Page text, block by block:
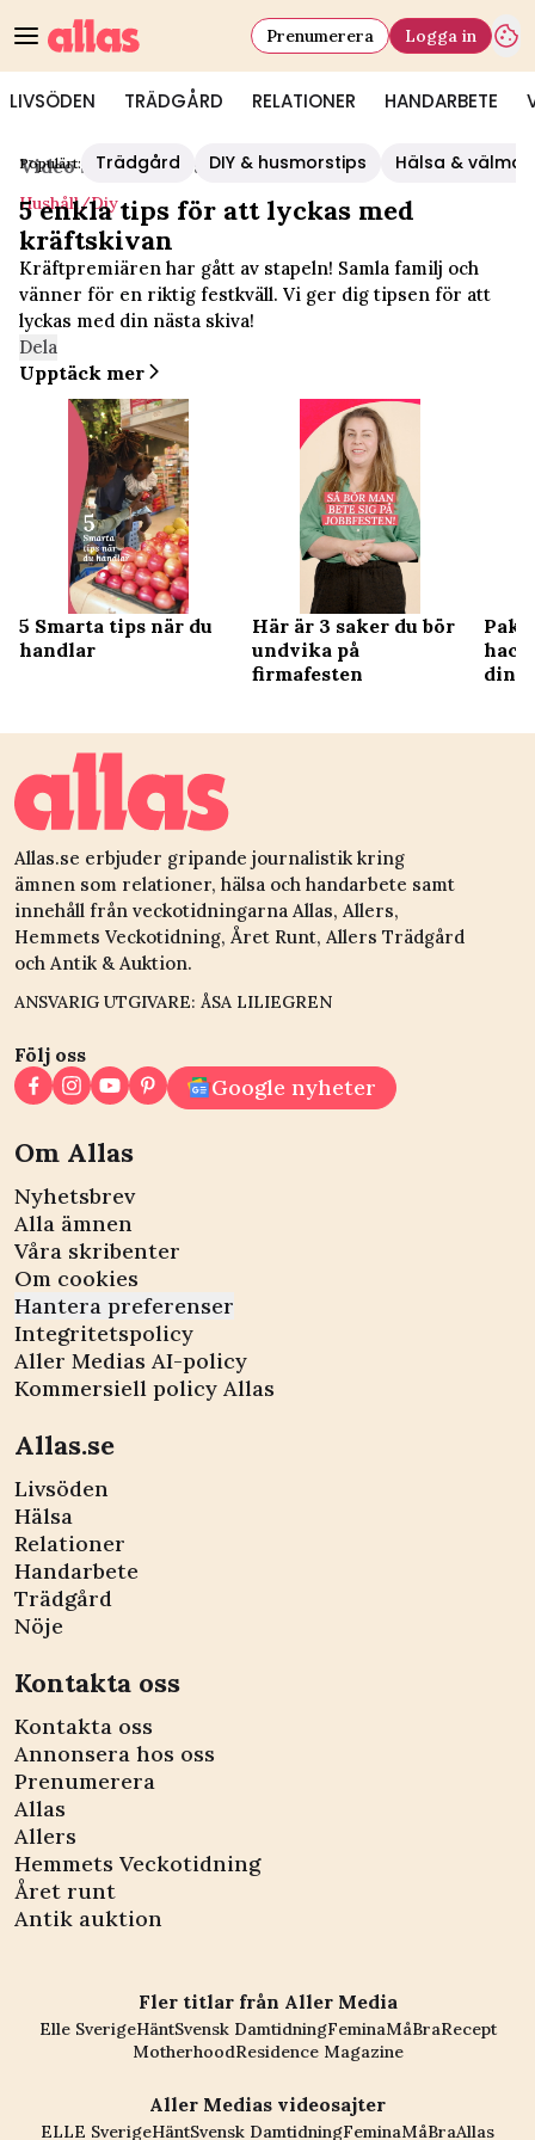
LIVSÖDEN TRÄDGÅRD RELATIONER HANDARBETE
Prenumerera Logga in
Populärt: Trädgård DIY & husmorstips Hälsa &
Video Start/Hushåll/diy
Hushåll/diy
5 enkla tips för att lyckas med
kräftskivan
Kräftpremiären har gått av stapeln! Samla familj och
vänner för en riktig festkväll. Vi ger dig tipsen för att
lyckas med din nästa skiva!
Dela
Upptäck mer
5 Smarta tips när du
handlar
Här är 3 saker du bör
undvika på
firmafesten
dina
Allas.se erbjuder gripande journalistik kring
ämnen som relationer, hälsa och handarbete samt
innehåll från veckotidningarna Allas, Allers,
Hemmets Veckotidning, Året Runt, Allers Trädgård
och Antik & Auktion.
ANSVARIG UTGIVARE: ÅSA LILIEGREN
Följ oss
Google nyheter
Om Allas
Nyhetsbrev
Alla ämnen
Våra skribenter
Om cookies
Hantera preferenser
Integritetspolicy
Aller Medias AI-policy
Kommersiell policy Allas
Allas.se
Livsöden
Hälsa
Relationer
Handarbete
Trädgård
Nöje
Kontakta oss
Kontakta oss
Annonsera hos oss
Prenumerera
Allas
Allers
Hemmets Veckotidning
Året runt
Antik auktion
Fler titlar från Aller Media
Elle SverigeHäntSvensk DamtidningFeminaMåBraRecept
MotherhoodResidence Magazine
Aller Medias videosajter
ELLE SverigeHäntSvensk DamtidningFeminaMåBraAllas